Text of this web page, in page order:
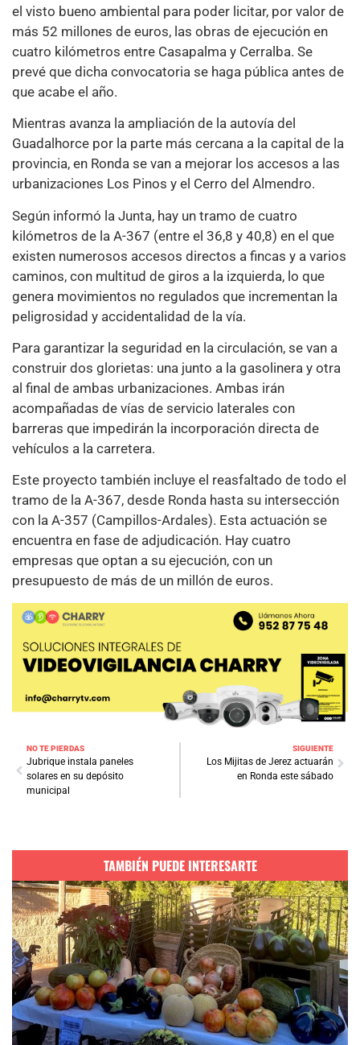
el visto bueno ambiental para poder licitar, por valor de
más 52 millones de euros, las obras de ejecución en
cuatro kilómetros entre Casapalma y Cerralba. Se
prevé que dicha convocatoria se haga pública antes de
que acabe el año.
Mientras avanza la ampliación de la autovía del
Guadalhorce por la parte más cercana a la capital de la
provincia, en Ronda se van a mejorar los accesos a las
urbanizaciones Los Pinos y el Cerro del Almendro.
Según informó la Junta, hay un tramo de cuatro
kilómetros de la A-367 (entre el 36,8 y 40,8) en el que
existen numerosos accesos directos a fincas y a varios
caminos, con multitud de giros a la izquierda, lo que
genera movimientos no regulados que incrementan la
peligrosidad y accidentalidad de la vía.
Para garantizar la seguridad en la circulación, se van a
construir dos glorietas: una junto a la gasolinera y otra
al final de ambas urbanizaciones. Ambas irán
acompañadas de vías de servicio laterales con
barreras que impedirán la incorporación directa de
vehículos a la carretera.
Este proyecto también incluye el reasfaltado de todo el
tramo de la A-367, desde Ronda hasta su intersección
con la A-357 (Campillos-Ardales). Esta actuación se
encuentra en fase de adjudicación. Hay cuatro
empresas que optan a su ejecución, con un
presupuesto de más de un millón de euros.
NO TE PIERDAS
Jubrique instala paneles
solares en su depósito
municipal
SIGUIENTE
Los Mijitas de Jerez actuarán
en Ronda este sábado
TAMBIÉN PUEDE INTERESARTE